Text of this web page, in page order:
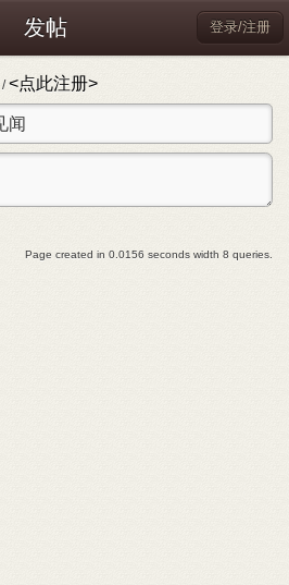
发帖 登录/注册
/<点此注册>
Page created in 0.0156 seconds width 8 queries.